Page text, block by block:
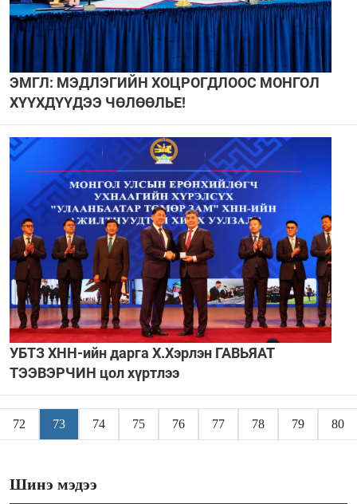
ЭМГЛ: МЭДЛЭГИЙН ХОЦРОГДЛООС МОНГОЛ
ХҮҮХДҮҮДЭЭ ЧӨЛӨӨЛЬЕ!
УБТЗ ХНН-ийн дарга Х.Хэрлэн ГАВЬЯАТ
ТЭЭВЭРЧИН цол хүртлээ
72 73 74 75 76 77 78 79 80
Шинэ мэдээ